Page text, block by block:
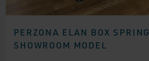
PERZONA ELAN BOX SPRING
SHOWROOM MODEL